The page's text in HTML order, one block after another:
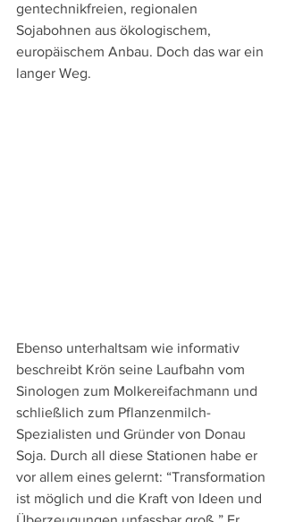
gentechnikfreien, regionalen
Sojabohnen aus ökologischem,
europäischem Anbau. Doch das war ein
langer Weg.
Ebenso unterhaltsam wie informativ
beschreibt Krön seine Laufbahn vom
Sinologen zum Molkereifachmann und
schließlich zum Pflanzenmilch-
Spezialisten und Gründer von Donau
Soja. Durch all diese Stationen habe er
vor allem eines gelernt: “Transformation
ist möglich und die Kraft von Ideen und